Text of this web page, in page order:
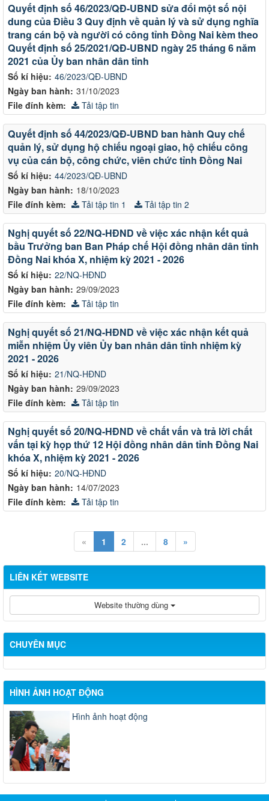
Số kí hiệu: 46/2023/QĐ-UBND
Ngày ban hành: 31/10/2023
Quyết định số 46/2023/QĐ-UBND sửa đổi một số nội
dung của Điều 3 Quy định về quản lý và sử dụng nghĩa
trang cán bộ và người có công tỉnh Đồng Nai kèm theo
Quyết định số 25/2021/QĐ-UBND ngày 25 tháng 6 năm
2021 của Ủy ban nhân dân tỉnh
File đính kèm: Tải tập tin
Số kí hiệu: 44/2023/QĐ-UBND
Ngày ban hành: 18/10/2023
Quyết định số 44/2023/QĐ-UBND ban hành Quy chế
quản lý, sử dụng hộ chiếu ngoại giao, hộ chiếu công
vụ của cán bộ, công chức, viên chức tỉnh Đồng Nai
File đính kèm: Tải tập tin 1 Tải tập tin 2
Số kí hiệu: 22/NQ-HĐND
Ngày ban hành: 29/09/2023
Nghị quyết số 22/NQ-HĐND về việc xác nhận kết quả
bầu Trưởng ban Ban Pháp chế Hội đồng nhân dân tỉnh
Đồng Nai khóa X, nhiệm kỳ 2021 - 2026
File đính kèm: Tải tập tin
Số kí hiệu: 21/NQ-HĐND
Ngày ban hành: 29/09/2023
Nghị quyết số 21/NQ-HĐND về việc xác nhận kết quả
miễn nhiệm Ủy viên Ủy ban nhân dân tỉnh nhiệm kỳ
2021 - 2026
File đính kèm: Tải tập tin
Số kí hiệu: 20/NQ-HĐND
Ngày ban hành: 14/07/2023
Nghị quyết số 20/NQ-HĐND về chất vấn và trả lời chất
vấn tại kỳ họp thứ 12 Hội đồng nhân dân tỉnh Đồng Nai
khóa X, nhiệm kỳ 2021 - 2026
File đính kèm: Tải tập tin
« 1 2 ... 8 »
LIÊN KẾT WEBSITE
Website thường dùng
CHUYÊN MỤC
HÌNH ẢNH HOẠT ĐỘNG
Hình ảnh hoạt động